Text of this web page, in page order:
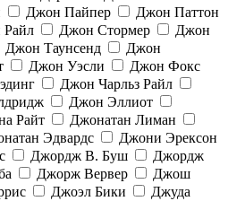
Джон Пайпер
Джон Паттон
Джон Стормер
Джон
Джон Таунсенд
Джон
Джон Уэсли
Джон Фокс
Джон Чарльз Райл
Джон Эллиот
Райт
Джонатан Лиман
Эдвардс
Джони Эрексон
Джордж В. Буш
Джордж
Джорж Вервер
Джош
Джоэл Бики
Джуда